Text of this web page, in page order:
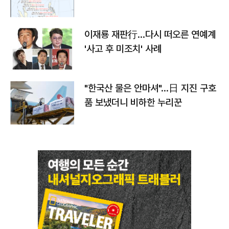
이재룡 재판行…다시 떠오른 연예계
'사고 후 미조치' 사례
"한국산 물은 안마셔"…日 지진 구호
품 보냈더니 비하한 누리꾼